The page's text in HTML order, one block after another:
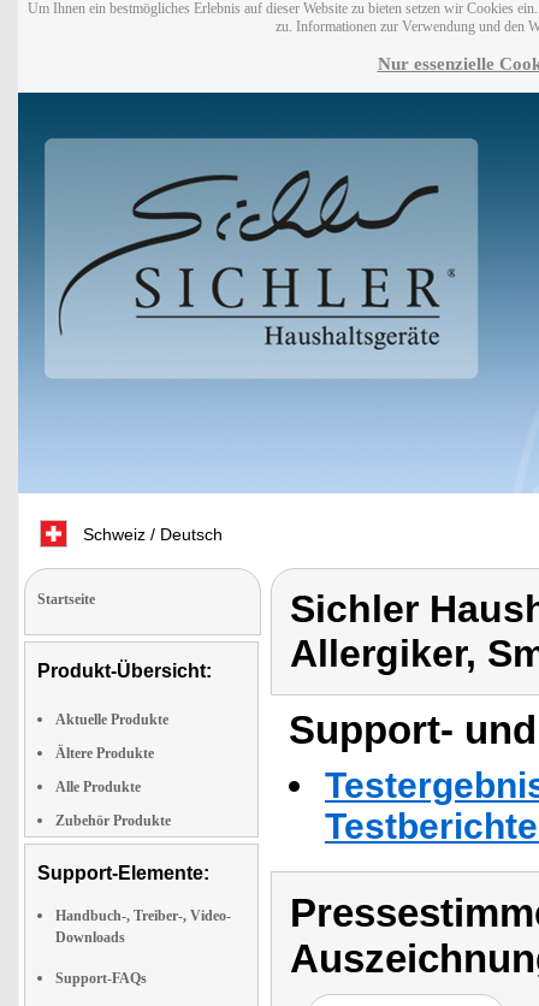
Um Ihnen ein bestmögliches Erlebnis auf dieser Website zu bieten setzen wir Cookies
zu. Informationen zur Verwendung und den
Nur essenzielle
Schweiz / Deutsch
Startseite
Produkt-Übersicht:
Aktuelle Produkte
Ältere Produkte
Alle Produkte
Zubehör Produkte
Support-Elemente:
Handbuch-, Treiber-, Video-
Downloads
Support-FAQs
Sichler
Allergiker,
Support-